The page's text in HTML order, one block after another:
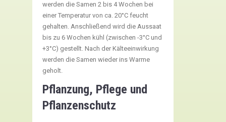
werden die Samen 2 bis 4 Wochen bei
einer Temperatur von ca. 20°C feucht
gehalten. Anschließend wird die Aussaat
bis zu 6 Wochen kühl (zwischen -3°C und
+3°C) gestellt. Nach der Kälteeinwirkung
werden die Samen wieder ins Warme
geholt.
Pflanzung, Pflege und
Pflanzenschutz